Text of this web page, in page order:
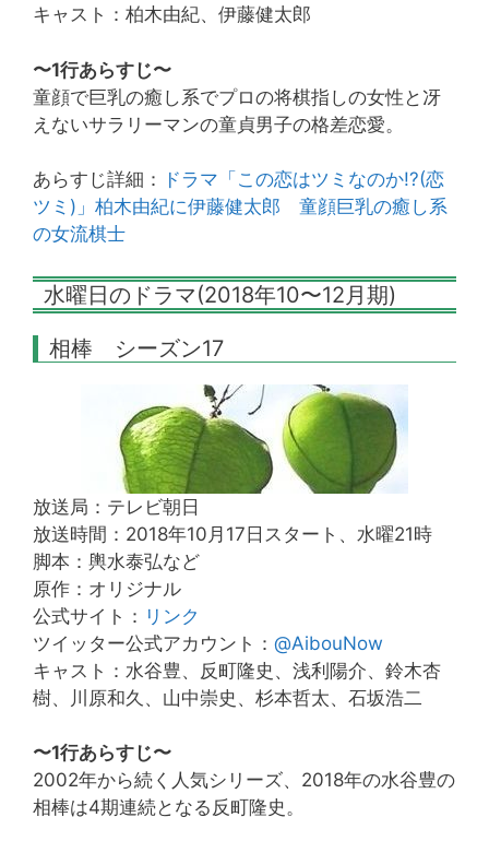
キャスト：柏木由紀、伊藤健太郎
〜1行あらすじ〜
童顔で巨乳の癒し系でプロの将棋指しの女性と冴
えないサラリーマンの童貞男子の格差恋愛。
あらすじ詳細：
ドラマ「この恋はツミなのか!?(恋
ツミ)」柏木由紀に伊藤健太郎 童顔巨乳の癒し系
の女流棋士
水曜日のドラマ(2018年10〜12月期)
相棒 シーズン17
放送局：テレビ朝日
放送時間：2018年10月17日スタート、水曜21時
脚本：輿水泰弘など
原作：オリジナル
公式サイト： リンク
ツイッター公式アカウント： @AibouNow
キャスト：水谷豊、反町隆史、浅利陽介、鈴木杏
樹、川原和久、山中崇史、杉本哲太、石坂浩二
〜1行あらすじ〜
2002年から続く人気シリーズ、2018年の水谷豊の
相棒は4期連続となる反町隆史。